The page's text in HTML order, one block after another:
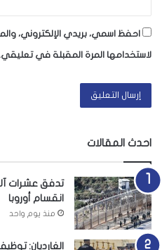
احفظ اسمي، بريدي الإلكتروني،
لاستخدامها المرة المقبلة في تعليقي.
احدث المقالات
تدفق عشرات
انقسام أوروبا
منذ يوم واحد
الغارديان: